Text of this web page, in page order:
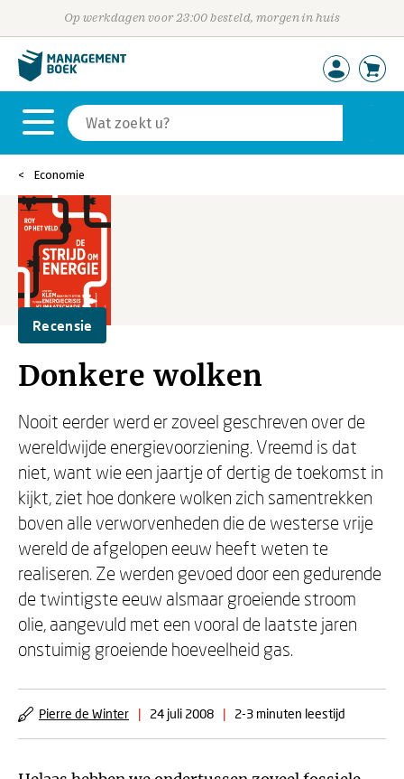
Op werkdagen voor 23:00 besteld, morgen in huis
Economie
Recensie
Donkere wolken
Nooit eerder werd er zoveel geschreven over de
wereldwijde energievoorziening. Vreemd is dat
niet, want wie een jaartje of dertig de toekomst in
kijkt, ziet hoe donkere wolken zich samentrekken
boven alle verworvenheden die de westerse vrije
wereld de afgelopen eeuw heeft weten te
realiseren. Ze werden gevoed door een gedurende
de twintigste eeuw alsmaar groeiende stroom
olie, aangevuld met een vooral de laatste jaren
onstuimig groeiende hoeveelheid gas.
Pierre de Winter | 24 juli 2008 | 2-3 minuten leestijd